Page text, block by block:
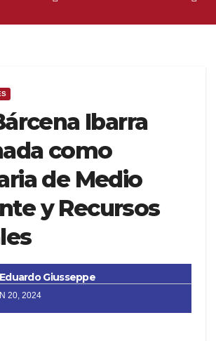
Ibarra
como
de Medio
y Recursos
Eduardo Giusseppe
20, 2024